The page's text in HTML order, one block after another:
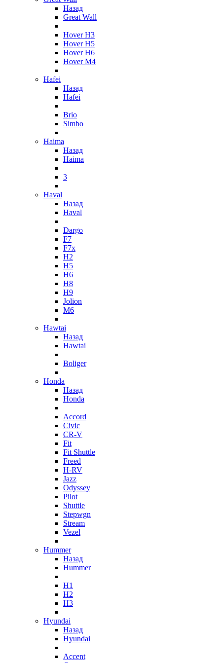
Назад
Great Wall
Hover H3
Hover H5
Hover H6
Hover M4
Hafei
Назад
Hafei
Brio
Simbo
Haima
Назад
Haima
3
Haval
Назад
Haval
Dargo
F7
F7x
H2
H5
H6
H8
H9
Jolion
M6
Hawtai
Назад
Hawtai
Boliger
Honda
Назад
Honda
Accord
Civic
CR-V
Fit
Fit Shuttle
Freed
H-RV
Jazz
Odyssey
Pilot
Shuttle
Stepwgn
Stream
Vezel
Hummer
Назад
Hummer
H1
H2
H3
Hyundai
Назад
Hyundai
Accent